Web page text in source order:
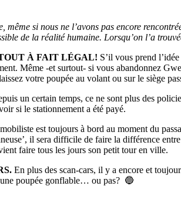
même si nous ne l’avons pas encore
de la réalité humaine. Lorsqu’on l’a
À FAIT LÉGAL! S’il vous prend
Même -et surtout- si vous abandonnez
votre poupée au volant ou sur le siège
un certain temps, ce ne sont plus des
si le stationnement a été payé.
est toujours à bord au moment du
il sera difficile de faire la différence
faire tous les jours son petit tour en ville.
En plus des scan-cars, il y a encore et
poupée gonflable… ou pas? 🔵